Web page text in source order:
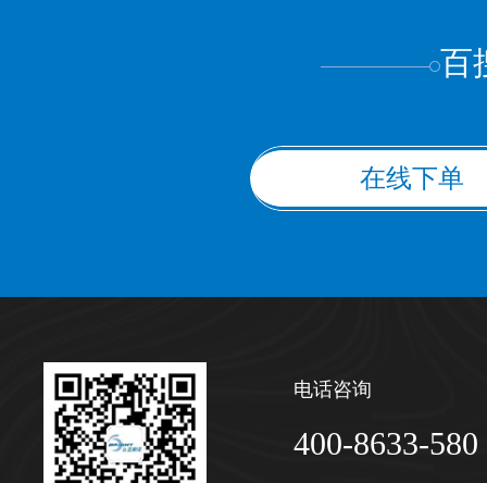
百
在线下单
电话咨询
400-8633-580